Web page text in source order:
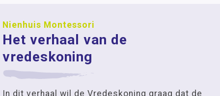
Nienhuis Montessori
Het verhaal van de
vredeskoning
In dit verhaal wil de Vredeskoning graag dat de